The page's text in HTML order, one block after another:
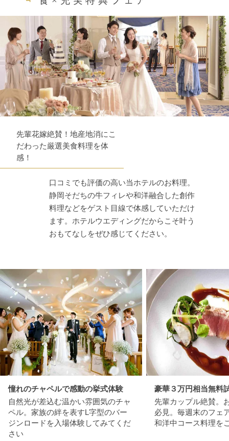
先輩花嫁絶賛！地産地消にこ
だわった厳選美食料理を体
感！
口コミでも評価の高い当ホテルのお料理。
静岡そだちの牛フィレや和洋融合した創作
料理などをゲスト目線で体感していただけ
ます。ホテルウエディングだからこそ叶う
おもてなしをぜひ感じてください。
憧れのチャペルで感動の挙式体験
自然光が差込む温かい雰囲気のチャ
ペル。家族の絆を表すL字型のバー
ジンロードを入場体験してみてくだ
さい
豪華３万円相当無料
先輩カップル絶賛。
必見。毎週末のフェ
和洋中コース料理を